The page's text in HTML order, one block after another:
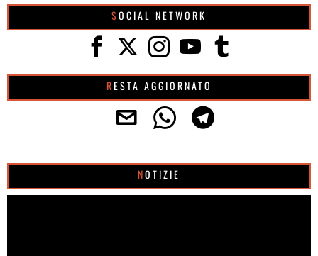
SOCIAL NETWORK
RESTA AGGIORNATO
NOTIZIE